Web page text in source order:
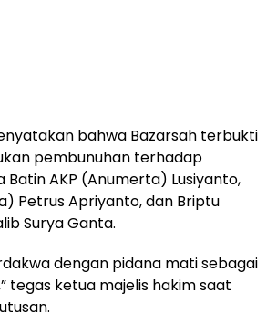
bahwa Bazarsah terbukti
pembunuhan terhadap
Batin AKP (Anumerta) Lusiyanto,
Petrus Apriyanto, dan Briptu
Surya Ganta.
dengan pidana mati sebagai
tegas ketua majelis hakim saat